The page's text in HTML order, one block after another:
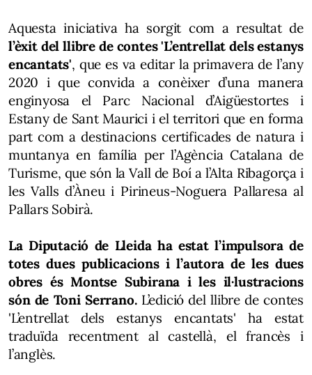
Aquesta iniciativa ha sorgit com a resultat de
l’èxit del llibre de contes 'L’entrellat dels estanys
encantats', que es va editar la primavera de l’any
2020 i que convida a conèixer d’una manera
enginyosa el Parc Nacional d’Aigüestortes i
Estany de Sant Maurici i el territori que en forma
part com a destinacions certificades de natura i
muntanya en família per l’Agència Catalana de
Turisme, que són la Vall de Boí a l’Alta Ribagorça i
les Valls d’Àneu i Pirineus-Noguera Pallaresa al
Pallars Sobirà.
La Diputació de Lleida ha estat l’impulsora de
totes dues publicacions i l’autora de les dues
obres és Montse Subirana i les il·lustracions
són de Toni Serrano. L’edició del llibre de contes
'L’entrellat dels estanys encantats' ha estat
traduïda recentment al castellà, el francès i
l’anglès.